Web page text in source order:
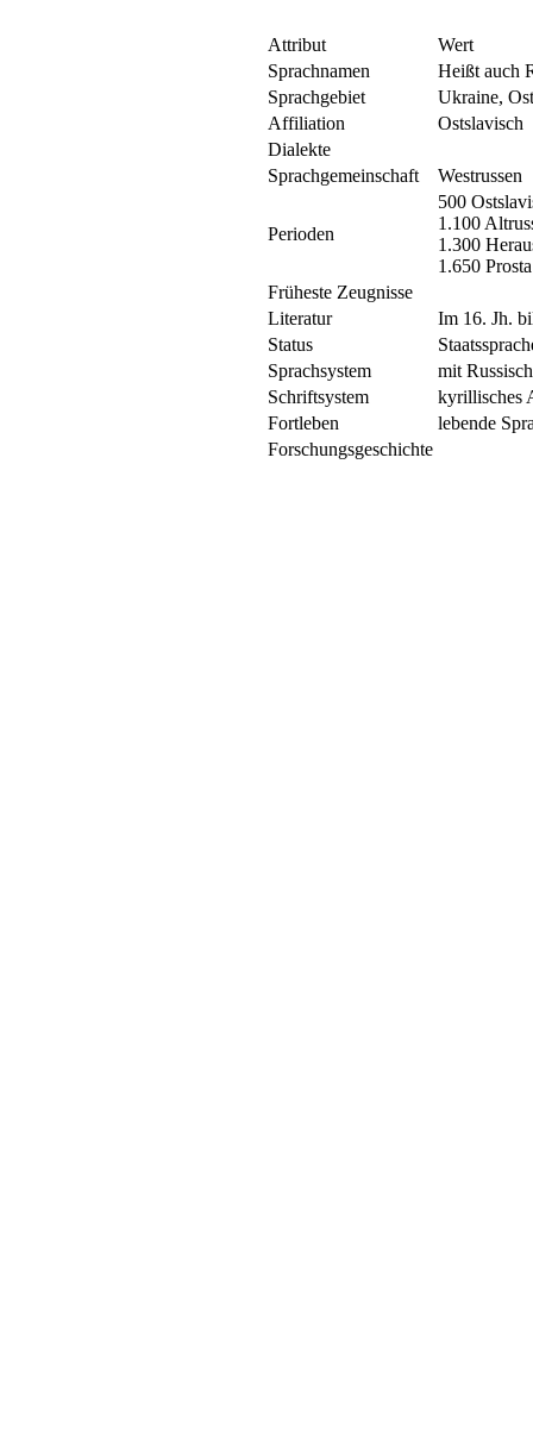
Attribut
Wert
Sprachnamen
Heißt auch
Sprachgebiet
Ukraine,
Affiliation
Ostslavisch
Dialekte
Sprachgemeinschaft
Westrussen
Perioden
500
1.100
1.300
1.650
Früheste Zeugnisse
Literatur
Im 16. Jh.
Status
Sprachsystem
mit
Schriftsystem
kyrillisches
Fortleben
lebende
Forschungsgeschichte